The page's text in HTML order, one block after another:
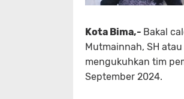
Kota Bima,- Bakal
Mutmainnah, SH
mengukuhkan tim
September 2024.